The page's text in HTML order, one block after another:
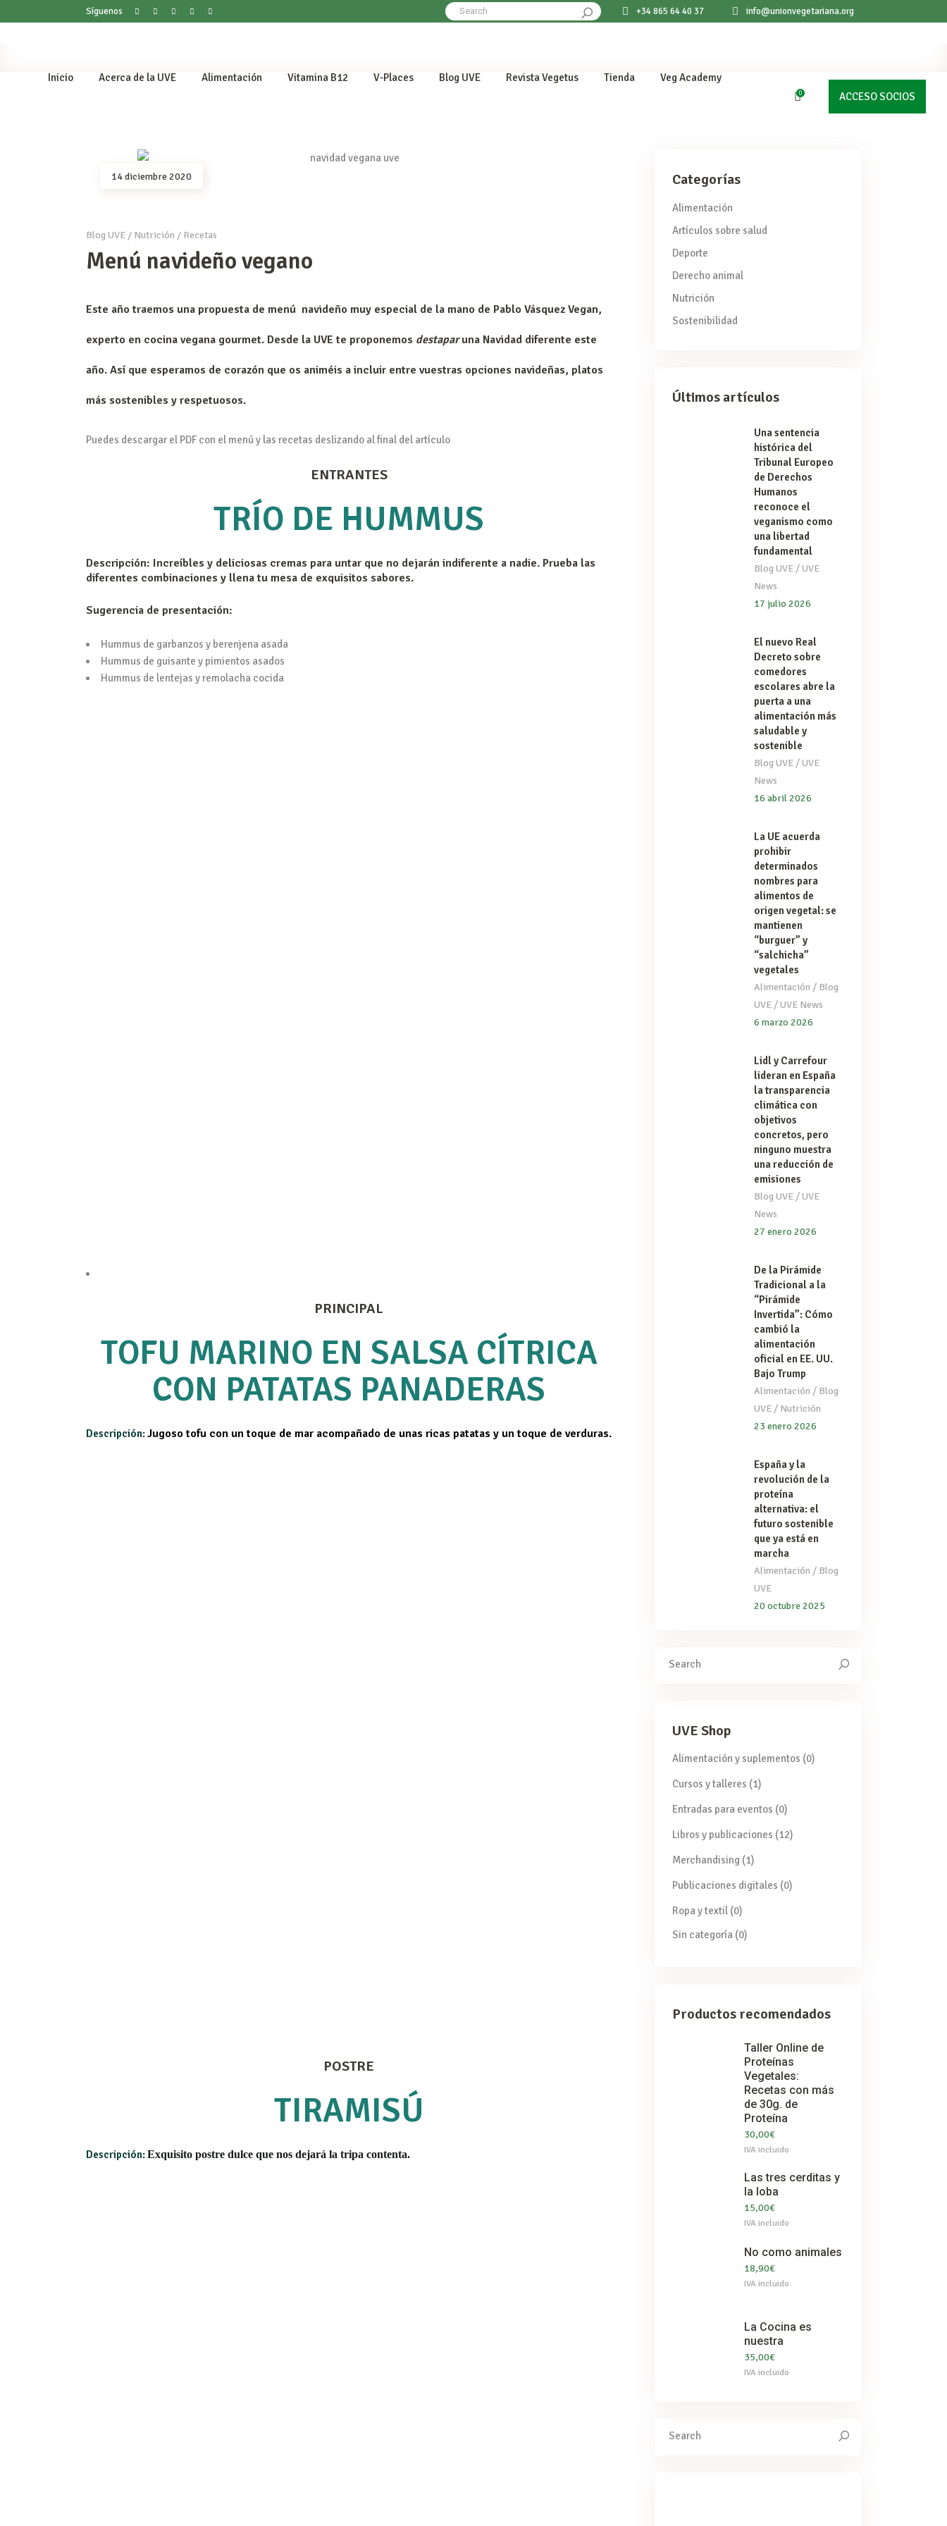
Síguenos
Search
for:
+34 865 64 40 37 info@unionvegetariana.org
Inicio Acerca de la UVE Alimentación Vitamina B12 V-Places Blog UVE Revista Vegetus Tienda Veg Academy
0 ACCESO SOCIOS
14 diciembre 2020
Blog UVE / Nutrición / Recetas
Menú navideño vegano
Este año traemos una propuesta de menú navideño muy especial de la mano de Pablo Vásquez Vegan,
experto en cocina vegana gourmet. Desde la UVE te proponemos destaparuna Navidad diferente este
año. Así que esperamos de corazón que os animéis a incluir entre vuestras opciones navideñas, platos
más sostenibles y respetuosos.
Puedes descargar el PDF con el menú y las recetas deslizando al final del artículo
ENTRANTES
TRÍO DE HUMMUS
Descripción: Increíbles y deliciosas cremas para untar que no dejarán indiferente a nadie. Prueba las
diferentes combinaciones y llena tu mesa de exquisitos sabores.
Sugerencia de presentación:
Hummus de garbanzos y berenjena asada
Hummus de guisante y pimientos asados
Hummus de lentejas y remolacha cocida
PRINCIPAL
TOFU MARINO EN SALSA CÍTRICA
CON PATATAS PANADERAS
Descripción:Jugoso tofu con un toque de mar acompañado de unas ricas patatas y un toque de verduras.
POSTRE
TIRAMISÚ
Descripción:Exquisito postre dulce que nos dejará la tripa contenta.
Categorías
Alimentación
Artículos sobre salud
Deporte
Derecho animal
Nutrición
Sostenibilidad
Últimos artículos
Una sentencia
histórica del
Tribunal Europeo
de Derechos
Humanos
reconoce el
veganismo como
una libertad
fundamental
Blog UVE/UVE
News
17 julio 2026
El nuevo Real
Decreto sobre
comedores
escolares abre la
puerta a una
alimentación más
saludable y
sostenible
Blog UVE/UVE
News
16 abril 2026
La UE acuerda
prohibir
determinados
nombres para
alimentos de
origen vegetal: se
mantienen
“burguer” y
“salchicha”
vegetales
Alimentación / Blog
UVE/UVE News
6 marzo 2026
Lidl y Carrefour
lideran en España
la transparencia
climática con
objetivos
concretos, pero
ninguno muestra
una reducción de
emisiones
Blog UVE/UVE
News
27 enero 2026
De la Pirámide
Tradicional a la
“Pirámide
Invertida”: Cómo
cambió la
alimentación
oficial en EE. UU.
Bajo Trump
Alimentación / Blog
UVE/ Nutrición
23 enero 2026
España y la
revolución de la
proteína
alternativa: el
futuro sostenible
que ya está en
marcha
Alimentación / Blog
UVE
20 octubre 2025
UVE Shop
Alimentación y suplementos (0)
Cursos y talleres (1)
Entradas para eventos (0)
Libros y publicaciones (12)
Merchandising (1)
Publicaciones digitales (0)
Ropa y textil (0)
Sin categoría (0)
Productos recomendados
Taller Online de
Proteínas
Vegetales:
Recetas con más
de 30g. de
Proteína
30,00€
IVA incluido
Las tres cerditas y
la loba
15,00€
IVA incluido
No como animales
18,90€
IVA incluido
La Cocina es
nuestra
35,00€
IVA incluido